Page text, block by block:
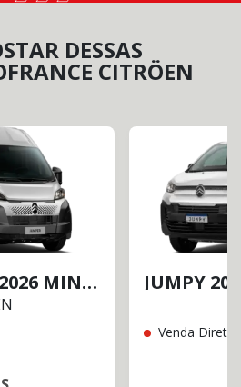
DESSAS
CITRÖEN
NOVA JUMPER 2026 MINIBUS COMFORT 17+1
Venda Direta